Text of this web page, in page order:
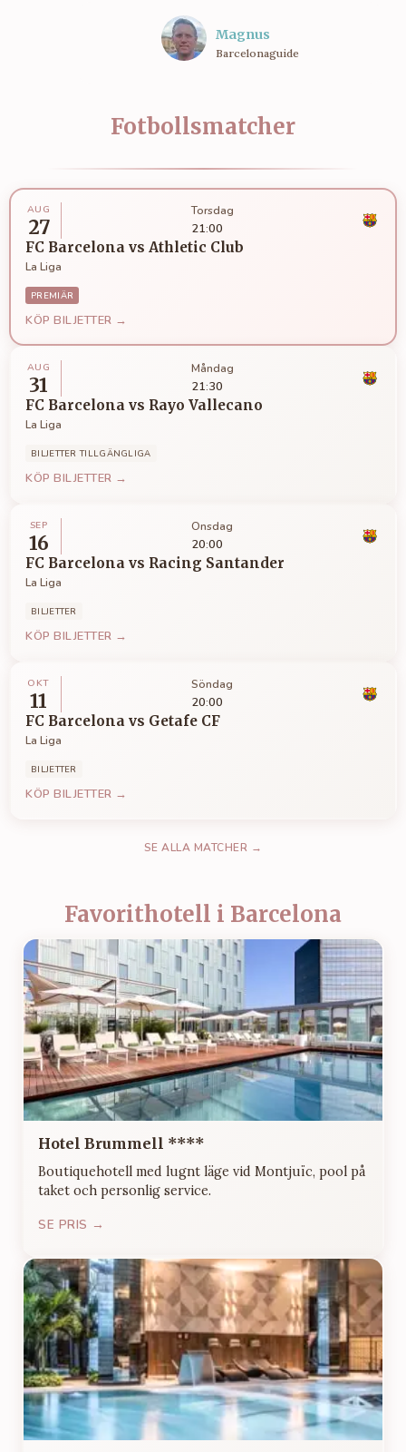
Magnus
Barcelonaguide
Fotbollsmatcher
AUG
27
Torsdag
21:00
FC Barcelona vs Athletic Club
La Liga
PREMIÄR
KÖP BILJETTER →
AUG
31
Måndag
21:30
FC Barcelona vs Rayo Vallecano
La Liga
BILJETTER TILLGÄNGLIGA
KÖP BILJETTER →
SEP
16
Onsdag
20:00
FC Barcelona vs Racing Santander
La Liga
BILJETTER
KÖP BILJETTER →
OKT
11
Söndag
20:00
FC Barcelona vs Getafe CF
La Liga
BILJETTER
KÖP BILJETTER →
SE ALLA MATCHER →
Favorithotell i Barcelona
Hotel Brummell ****
Boutiquehotell med lugnt läge vid Montjuïc, pool på
taket och personlig service.
SE PRIS →